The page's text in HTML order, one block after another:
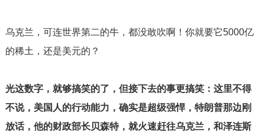
乌克兰，可连世界第二的牛，都没敢吹啊！你就要它5000亿
的稀土，还是美元的？
光这数字，就够搞笑的了，但接下去的事更搞笑：这里不得
不说，美国人的行动能力，确实是超级强悍，特朗普那边刚
放话，他的财政部长贝森特，就火速赶往乌克兰，和泽连斯